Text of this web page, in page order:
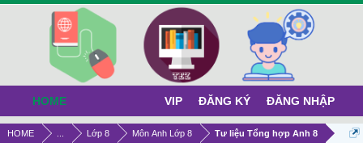
HOME Lớp 8 Môn Anh Lớp 8 Tư liệu Tổng hợp Anh 8
HOME VIP ĐĂNG KÝ ĐĂNG NHẬP